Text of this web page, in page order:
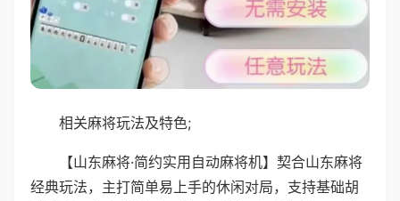
相关麻将玩法及特色;
【山东麻将·简约实用自动麻将机】契合山东麻将
经典玩法，主打简单易上手的休闲对局，支持基础胡